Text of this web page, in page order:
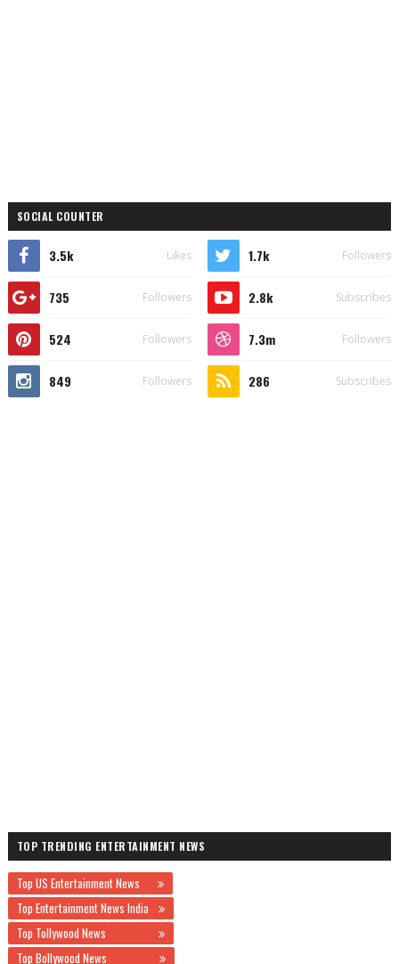
SOCIAL COUNTER
3.5k Likes 1.7k Followers
735 Followers 2.8k Subscribes
524 Followers 7.3m Followers
849 Followers 286 Subscribes
TOP TRENDING ENTERTAINMENT NEWS
Top US Entertainment News
Top Entertainment News India
Top Tollywood News
Top Bollywood News